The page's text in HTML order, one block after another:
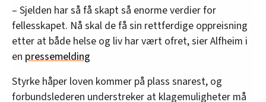
– Sjelden har så få skapt så enorme verdier for
fellesskapet. Nå skal de få sin rettferdige oppreisning
etter at både helse og liv har vært ofret, sier Alfheim i
en pressemelding
Styrke håper loven kommer på plass snarest, og
forbundslederen understreker at klagemuligheter må